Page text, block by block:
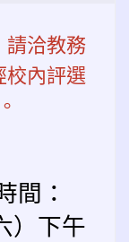
請洽教務
校內評選
間：
）下午